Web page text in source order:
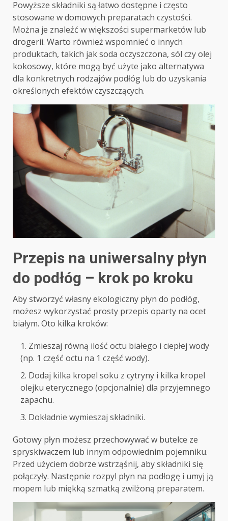
Powyższe składniki są łatwo dostępne i często
stosowane w domowych preparatach czystości.
Można je znaleźć w większości supermarketów lub
drogerii. Warto również wspomnieć o innych
produktach, takich jak soda oczyszczona, sól czy olej
kokosowy, które mogą być użyte jako alternatywa
dla konkretnych rodzajów podłóg lub do uzyskania
określonych efektów czyszczących.
Przepis na uniwersalny płyn
do podłóg – krok po kroku
Aby stworzyć własny ekologiczny płyn do podłóg,
możesz wykorzystać prosty przepis oparty na ocet
białym. Oto kilka kroków:
Zmieszaj równą ilość octu białego i ciepłej wody
(np. 1 część octu na 1 część wody).
Dodaj kilka kropel soku z cytryny i kilka kropel
olejku eterycznego (opcjonalnie) dla przyjemnego
zapachu.
Dokładnie wymieszaj składniki.
Gotowy płyn możesz przechowywać w butelce ze
spryskiwaczem lub innym odpowiednim pojemniku.
Przed użyciem dobrze wstrząśnij, aby składniki się
połączyły. Następnie rozpyl płyn na podłogę i umyj ją
mopem lub miękką szmatką zwilżoną preparatem.